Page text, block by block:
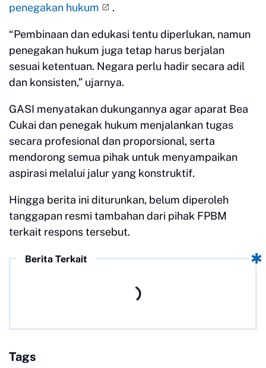
penegakan hukum
.
“Pembinaan dan edukasi tentu diperlukan, namun
penegakan hukum juga tetap harus berjalan
sesuai ketentuan. Negara perlu hadir secara adil
dan konsisten,” ujarnya.
GASI menyatakan dukungannya agar aparat Bea
Cukai dan penegak hukum menjalankan tugas
secara profesional dan proporsional, serta
mendorong semua pihak untuk menyampaikan
aspirasi melalui jalur yang konstruktif.
Hingga berita ini diturunkan, belum diperoleh
tanggapan resmi tambahan dari pihak FPBM
terkait respons tersebut.
Berita Terkait
Tags